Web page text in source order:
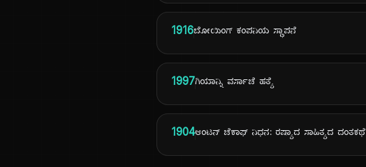
1916ಬೋಯಿಂಗ್ ಕಂಪನಿಯ ಸ್ಥಾಪನೆ
1997ಗಿಯಾನ್ನಿ ವರ್ಸಾಚೆ ಹತ್ಯೆ
1904ಆಂಟನ್ ಚೆಕಾಫ್ ನಿಧನ: ರಷ್ಯಾದ ಸಾಹಿತ್ಯದ ದಂತಕಥೆ